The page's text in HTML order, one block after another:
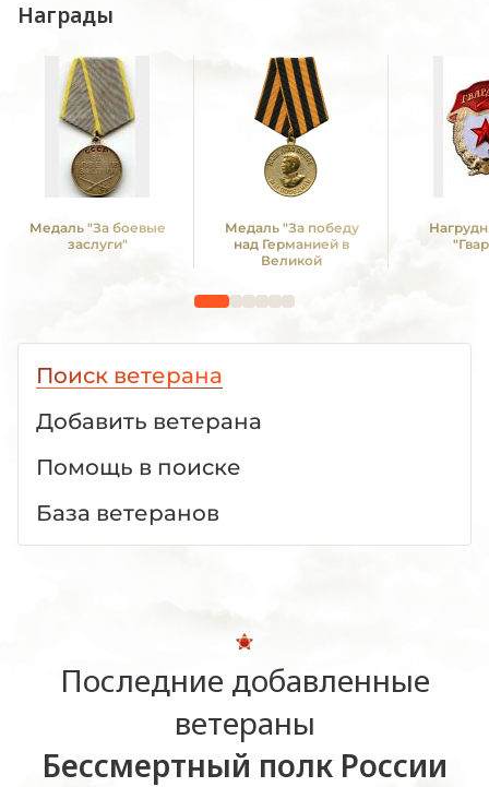
Награды
Медаль "За боевые
заслуги"
Медаль "За победу
над Германией в
Великой
1941 -1945 гг."
Поиск ветерана
Добавить ветерана
Помощь в поиске
База ветеранов
Последние добавленные
ветераны
Бессмертный полк России